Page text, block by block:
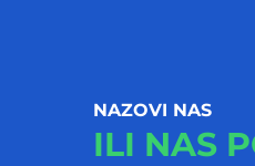
NAZOVI NAS
ILI NAS